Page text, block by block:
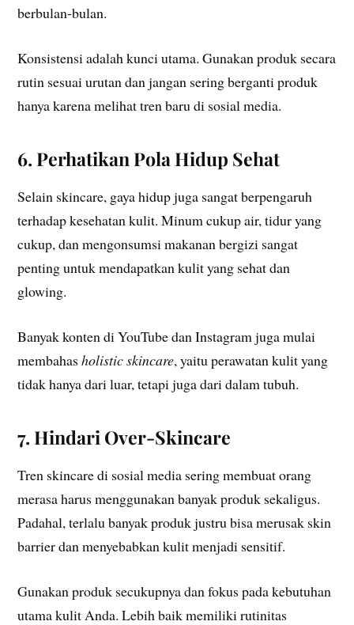
berbulan-bulan.
Konsistensi adalah kunci utama. Gunakan produk secara
rutin sesuai urutan dan jangan sering berganti produk
hanya karena melihat tren baru di sosial media.
6. Perhatikan Pola Hidup Sehat
Selain skincare, gaya hidup juga sangat berpengaruh
terhadap kesehatan kulit. Minum cukup air, tidur yang
cukup, dan mengonsumsi makanan bergizi sangat
penting untuk mendapatkan kulit yang sehat dan
glowing.
Banyak konten di YouTube dan Instagram juga mulai
membahasholistic skincare, yaitu perawatan kulit yang
tidak hanya dari luar, tetapi juga dari dalam tubuh.
7. Hindari Over-Skincare
Tren skincare di sosial media sering membuat orang
merasa harus menggunakan banyak produk sekaligus.
Padahal, terlalu banyak produk justru bisa merusak skin
barrier dan menyebabkan kulit menjadi sensitif.
Gunakan produk secukupnya dan fokus pada kebutuhan
utama kulit Anda. Lebih baik memiliki rutinitas